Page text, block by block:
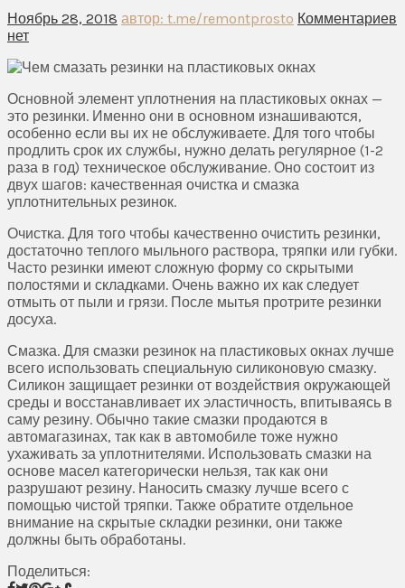
Ноябрь 28, 2018 автор: t.me/remontprosto Комментариев
нет
Основной элемент уплотнения на пластиковых окнах —
это резинки. Именно они в основном изнашиваются,
особенно если вы их не обслуживаете. Для того чтобы
продлить срок их службы, нужно делать регулярное (1-2
раза в год) техническое обслуживание. Оно состоит из
двух шагов: качественная очистка и смазка
уплотнительных резинок.
Очистка. Для того чтобы качественно очистить резинки,
достаточно теплого мыльного раствора, тряпки или губки.
Часто резинки имеют сложную форму со скрытыми
полостями и складками. Очень важно их как следует
отмыть от пыли и грязи. После мытья протрите резинки
досуха.
Смазка. Для смазки резинок на пластиковых окнах лучше
всего использовать специальную силиконовую смазку.
Силикон защищает резинки от воздействия окружающей
среды и восстанавливает их эластичность, впитываясь в
саму резину. Обычно такие смазки продаются в
автомагазинах, так как в автомобиле тоже нужно
ухаживать за уплотнителями. Использовать смазки на
основе масел категорически нельзя, так как они
разрушают резину. Наносить смазку лучше всего с
помощью чистой тряпки. Также обратите отдельное
внимание на скрытые складки резинки, они также
должны быть обработаны.
Поделиться: